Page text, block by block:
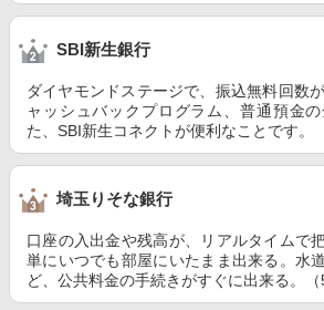
SBI新生銀行
ダイヤモンドステージで、振込無料回数
ャッシュバックプログラム、普通預金
た、SBI新生コネクトが便利なことです。
埼玉りそな銀行
口座の入出金や残高が、リアルタイムで
単にいつでも部屋にいたまま出来る。水
ど、公共料金の手続きがすぐに出来る。（